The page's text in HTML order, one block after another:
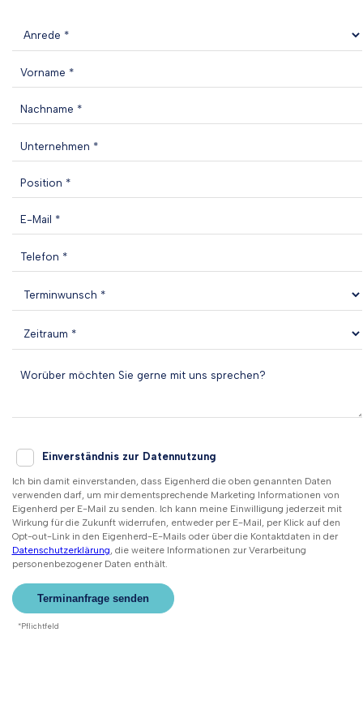
Einverständnis zur Datennutzung
Ich bin damit einverstanden, dass Eigenherd die oben genannten Daten
verwenden darf, um mir dementsprechende Marketing Informationen von
Eigenherd per E-Mail zu senden. Ich kann meine Einwilligung jederzeit mit
Wirkung für die Zukunft widerrufen, entweder per E-Mail, per Klick auf den
Opt-out-Link in den Eigenherd-E-Mails oder über die Kontaktdaten in der
Datenschutzerklärung, die weitere Informationen zur Verarbeitung
personenbezogener Daten enthält.
*Pflichtfeld